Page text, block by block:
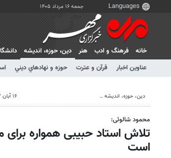
جمعه ۱۶ مرداد ۱۴۰۵
خانه فرهنگ و ادب هنر
دين، حوزه، انديشه
عناوین اخبار
قرآن و عترت حوزه و نهادهاي ديني
دين، حوزه، انديشه ۱۶ آبان ۱۴۰۳، ۹:۵۷
محمود شالوئی:
تلاش استاد حبیبی همواره
است